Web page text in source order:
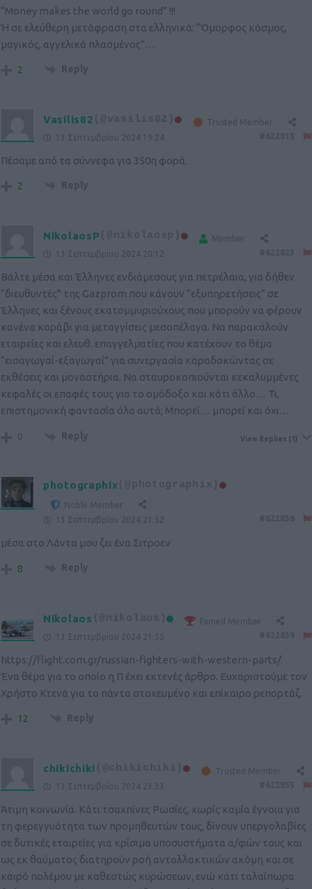
“Money makes the world go round” !!!
Ή σε ελεύθερη μετάφραση στα ελληνικά: “Όμορφος κόσμος,
μαγικός, αγγελικά πλασμένος”…
2 Reply
Vasilis82
Trusted Member
13 Σεπτεμβρίου 2024 19:24
Πέσαμε από τα σύννεφα για 350η φορά.
2 Reply
NikolaosP
Member
13 Σεπτεμβρίου 2024 20:12
Βάλτε μέσα και Έλληνες ενδιάμεσους για πετρέλαια, για δήθεν
“διευθυντές” της Gazprom που κάνουν “εξυπηρετήσεις” σε
Έλληνες και ξένους εκατομμυριούχους που μπορούν να φέρουν
κανένα καράβι για μεταγγίσεις μεσοπέλαγα. Να παρακαλούν
εταιρείες και ελευθ. επαγγελματίες που κατέχουν το θέμα
“εισαγωγαί-εξαγωγαί” για συνεργασία καραδοκώντας σε
εκθέσεις και μοναστήρια. Να σταυροκοπιούνται κεκαλυμμένες
κεφαλές οι επαφές τους για το ομόδοξο και κάτι άλλο… Τι,
επιστημονική φαντασία όλα αυτά; Μπορεί… μπορεί και όχι…
0 Reply View Replies (1)
photographix
Noble Member
13 Σεπτεμβρίου 2024 21:52
μέσα στο Λάντα μου ζει ένα Σιτροεν
8 Reply
Nikolaos (@nikolaos)
Famed Member
13 Σεπτεμβρίου 2024 21:55
https://flight.com.gr/russian-fighters-with-western-parts/
Ένα θέμα για το οποίο η Π έχει εκτενές άρθρο. Ευχαριστούμε τον
Χρήστο Κτενά για το πάντα στοχευμένο και επίκαιρο ρεπορτάζ.
12 Reply
chikichiki (@chikichiki)
Trusted Member
13 Σεπτεμβρίου 2024 23:33
Άτιμη κοινωνία. Κάτι τσαχπίνες Ρωσίες, χωρίς καμία έγνοια για
τη φερεγγυότητα των προμηθευτών τους, δίνουν υπεργολαβίες
σε δυτικές εταιρείες για κρίσιμα υποσυστήματα α/φών τους και
ως εκ θαύματος διατηρούν ροή ανταλλακτικών ακόμη και σε
καιρό πολέμου με καθεστώς κυρώσεων, ενώ κάτι ταλαίπωρα